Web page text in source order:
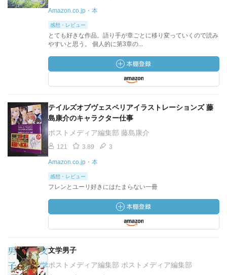
Amazon.co.jp・本
感想・レビュー
とても好きな作品。語り手が章ごとに移り変っていくので読み
やすいと思う。 個人的に第3章の...
テイルズオブヴェスペリアイラストレーションズ 藤
島康介のキャラクター仕事
ポストメディア編集部 藤島康介
121 3.89 3
Amazon.co.jp・本
感想・レビュー
フレンとユーリ好きにはたまらない一冊
文学男子
ポストメディア編集部 ポストメディア編集部